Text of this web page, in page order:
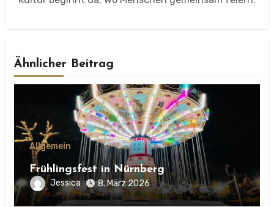
Ähnlicher Beitrag
Allgemein
Frühlingsfest in Nürnberg
Jessica 8. März 2026